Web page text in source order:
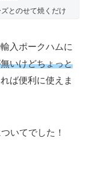
とのせて焼くだけ
入ポークハムに
いけどちょっと
ば便利に使えま
いてでした！